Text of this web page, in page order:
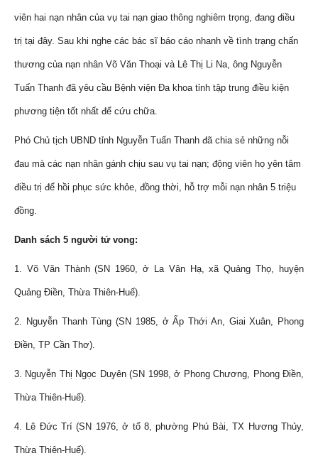
viên hai nạn nhân của vụ tai nạn giao thông nghiêm trọng, đang điều
trị tại đây. Sau khi nghe các bác sĩ báo cáo nhanh về tình trạng chấn
thương của nạn nhân Võ Văn Thoại và Lê Thị Li Na, ông Nguyễn
Tuấn Thanh đã yêu cầu Bệnh viện Đa khoa tỉnh tập trung điều kiện
phương tiện tốt nhất để cứu chữa.
Phó Chủ tịch UBND tỉnh Nguyễn Tuấn Thanh đã chia sẻ những nỗi
đau mà các nạn nhân gánh chịu sau vụ tai nạn; động viên họ yên tâm
điều trị để hồi phục sức khỏe, đồng thời, hỗ trợ mỗi nạn nhân 5 triệu
đồng.
Danh sách 5 người tử vong:
1. Võ Văn Thành (SN 1960, ở La Vân Hạ, xã Quảng Thọ, huyện
Quảng Điền, Thừa Thiên-Huế).
2. Nguyễn Thanh Tùng (SN 1985, ở Ấp Thới An, Giai Xuân, Phong
Điền, TP Cần Thơ).
3. Nguyễn Thị Ngọc Duyên (SN 1998, ở Phong Chương, Phong Điền,
Thừa Thiên-Huế).
4. Lê Đức Trí (SN 1976, ở tổ 8, phường Phú Bài, TX Hương Thủy,
Thừa Thiên-Huế).